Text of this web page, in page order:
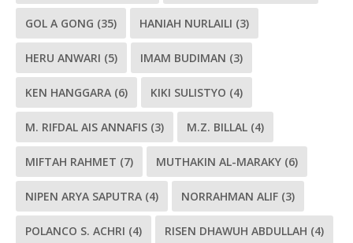
GOL A GONG (35) HANIAH NURLAILI (3)
HERU ANWARI (5) IMAM BUDIMAN (3)
KEN HANGGARA (6) KIKI SULISTYO (4)
M. RIFDAL AIS ANNAFIS (3) M.Z. BILLAL (4)
MIFTAH RAHMET (7) MUTHAKIN AL-MARAKY (6)
NIPEN ARYA SAPUTRA (4) NORRAHMAN ALIF (3)
POLANCO S. ACHRI (4) RISEN DHAWUH ABDULLAH (4)